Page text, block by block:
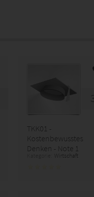
TKK01 -
Kostenbewusstes
Denken - Note 1
Wirtschaft